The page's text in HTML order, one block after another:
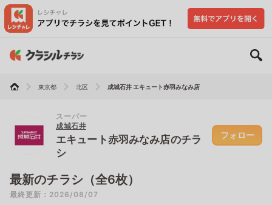
東京都 北区 成城石井 エキュート赤羽みなみ店
スーパー
成城石井
エキュート赤羽みなみ店のチラ
シ
フォロー
最新のチラシ（全6枚）
最終更新：2026/08/07